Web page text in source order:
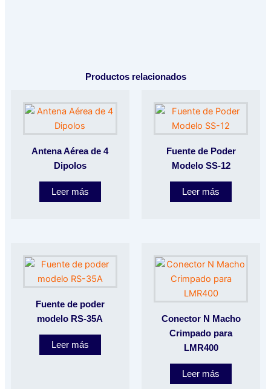
Productos relacionados
Antena Aérea de 4
Dipolos
Leer más
Fuente de Poder
Modelo SS-12
Leer más
Fuente de poder
modelo RS-35A
Leer más
Conector N Macho
Crimpado para
LMR400
Leer más